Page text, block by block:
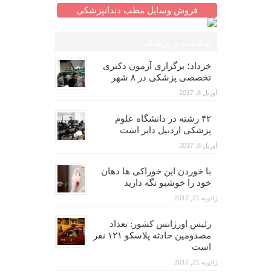
فروش وسایل مطب دندانپزشکی
خرداد؛ برگزاری آزمون دکتری
تخصصی پزشکی در ۸ شهر
آوریل 8, 2017
۴۲ رشته در دانشگاه علوم
پزشکی اردبیل دایر است
آوریل 8, 2017
با خوردن این خوراکی ها دهان
خود را خوشبو نگه دارید
ژانویه 21, 2017
رئیس اورژانس کشور: تعداد
مصدومین حادثه پلاسکو ۱۲۱ نفر
است
ژانویه 21, 2017